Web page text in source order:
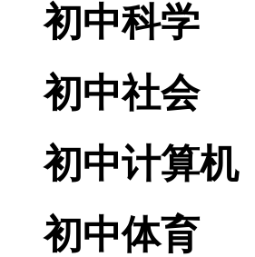
初中科学
初中社会
初中计算机
初中体育